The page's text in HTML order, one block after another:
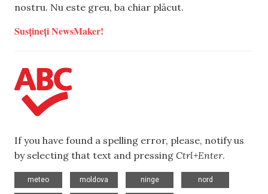
nostru. Nu este greu, ba chiar plăcut.
Susțineți NewsMaker!
If you have found a spelling error, please, notify us
by selecting that text and pressing Ctrl+Enter.
meteo
moldova
ninge
nord